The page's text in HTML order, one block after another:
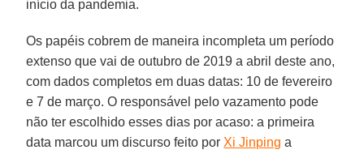
início da pandemia.
Os papéis cobrem de maneira incompleta um período
extenso que vai de outubro de 2019 a abril deste ano,
com dados completos em duas datas: 10 de fevereiro
e 7 de março. O responsável pelo vazamento pode
não ter escolhido esses dias por acaso: a primeira
data marcou um discurso feito por Xi Jinping a